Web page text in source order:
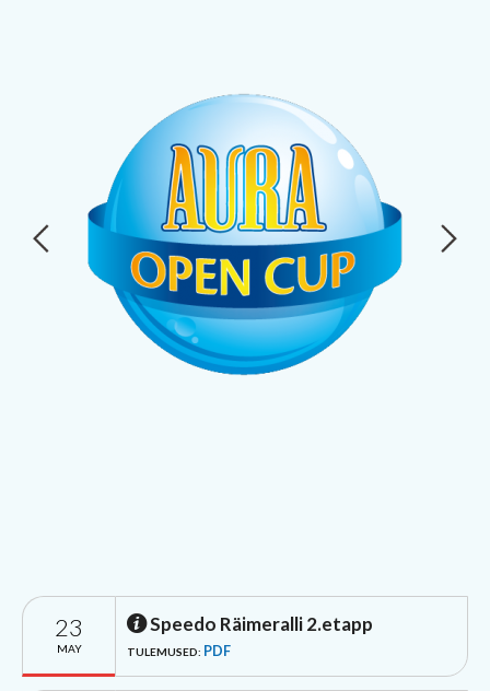
23
MAY
Speedo Räimeralli 2.etapp
TULEMUSED: PDF